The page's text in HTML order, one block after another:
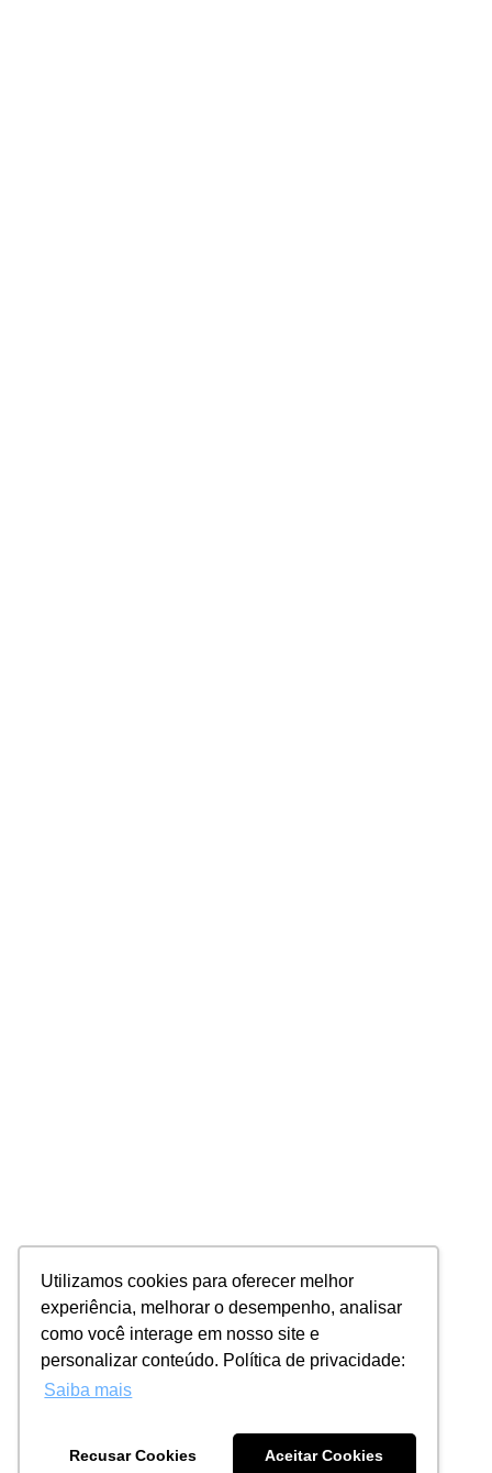
Utilizamos cookies para oferecer melhor
experiência, melhorar o desempenho, analisar
como você interage em nosso site e
personalizar conteúdo. Política de privacidade:
Saiba mais
Recusar Cookies Aceitar Cookies